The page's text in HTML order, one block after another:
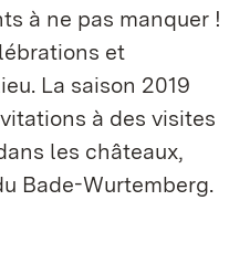
à ne pas manquer !
et
La saison 2019
à des visites
les châteaux,
Bade-Wurtemberg.